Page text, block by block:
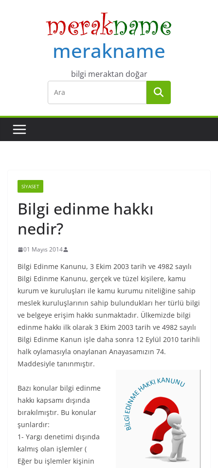
merakname
bilgi meraktan doğar
SIYASET
Bilgi edinme hakkı
nedir?
01 Mayıs 2014
Bilgi Edinme Kanunu, 3 Ekim 2003 tarih ve 4982 sayılı
Bilgi Edinme Kanunu, gerçek ve tüzel kişilere, kamu
kurum ve kuruluşları ile kamu kurumu niteliğine sahip
meslek kuruluşlarının sahip bulundukları her türlü bilgi
ve belgeye erişim hakkı sunmaktadır. Ülkemizde bilgi
edinme hakkı ilk olarak 3 Ekim 2003 tarih ve 4982 sayılı
Bilgi Edinme Kanun işle daha sonra 12 Eylül 2010 tarihli
halk oylamasıyla onaylanan Anayasamızın 74.
Maddesiyle tanınmıştır.
Bazı konular bilgi edinme
hakkı kapsamı dışında
bırakılmıştır. Bu konular
şunlardır:
1- Yargı denetimi dışında
kalmış olan işlemler (
Eğer bu işlemler kişinin